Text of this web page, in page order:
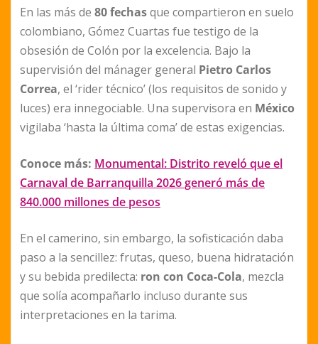
En las más de 80 fechasque compartieron en suelo
colombiano, Gómez Cuartas fue testigo de la
obsesión de Colón por la excelencia. Bajo la
supervisión del mánager general Pietro Carlos
Correa, el ‘rider técnico’ (los requisitos de sonido y
luces) era innegociable. Una supervisora en México
vigilaba ‘hasta la última coma’ de estas exigencias.
Conoce más: Monumental: Distrito reveló que el
Carnaval de Barranquilla 2026 generó más de
840.000 millones de pesos
En el camerino, sin embargo, la sofisticación daba
paso a la sencillez: frutas, queso, buena hidratación
y su bebida predilecta: ron con Coca-Cola, mezcla
que solía acompañarlo incluso durante sus
interpretaciones en la tarima.